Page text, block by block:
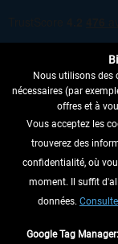
RENONCER AU
NE
Nous utilisons des
nécessaires (par
offres et à
Vous acceptez les
trouverez des
confidentialité, où
moment. Il suffit
données.
Google Tag Manager: